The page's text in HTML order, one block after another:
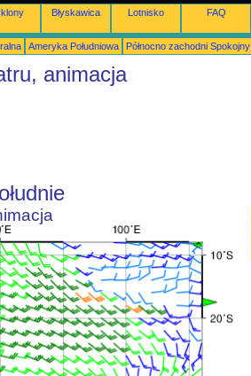
Błyskawica Lotnisko FAQ
Ameryka Południowa Północno zachodni Spokojny
animacja